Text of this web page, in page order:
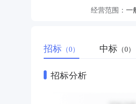
经营范围：
招标 （0） 中标 （0）
招标分析